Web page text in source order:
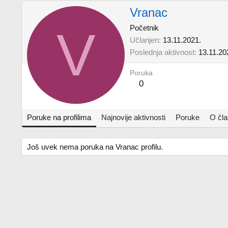
V
Vranac
Početnik
Učlanjen 13.11.2021.
Poslednja aktivnost
Poruka
0
Poruke na profilima Najnovije aktivnosti Poruke O
Još uvek nema poruka na Vranac profilu.